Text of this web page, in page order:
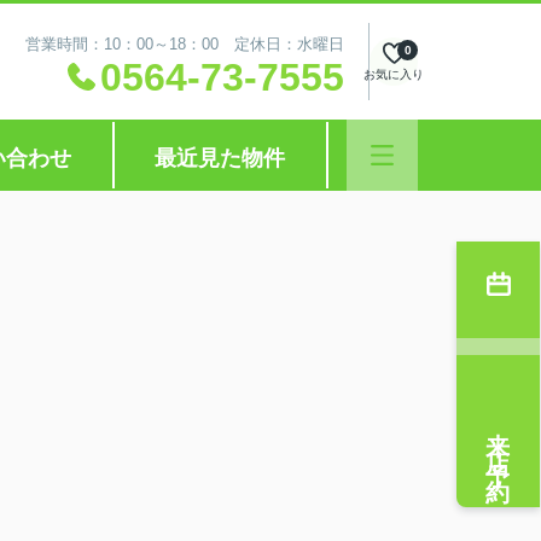
営業時間：10：00～18：00 定休日：水曜日
0564-73-7555 お気に入り
0
合わせ 最近見た物件
来店予約